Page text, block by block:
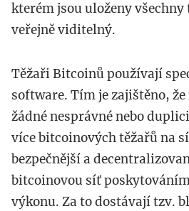
kterém jsou uloženy všechny
veřejně viditelný.
Těžaři Bitcoinů používají
software. Tím je zajištěno,
žádné nesprávné nebo
více bitcoinových těžařů na
bezpečnější a
bitcoinovou síť
výkonu. Za to dostávají tzv.